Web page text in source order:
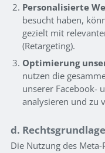
Personalisierte
besucht haben,
gezielt mit
(Retargeting).
Optimierung
nutzen die
unserer Facebook-
analysieren und zu
d.
Die Nutzung des